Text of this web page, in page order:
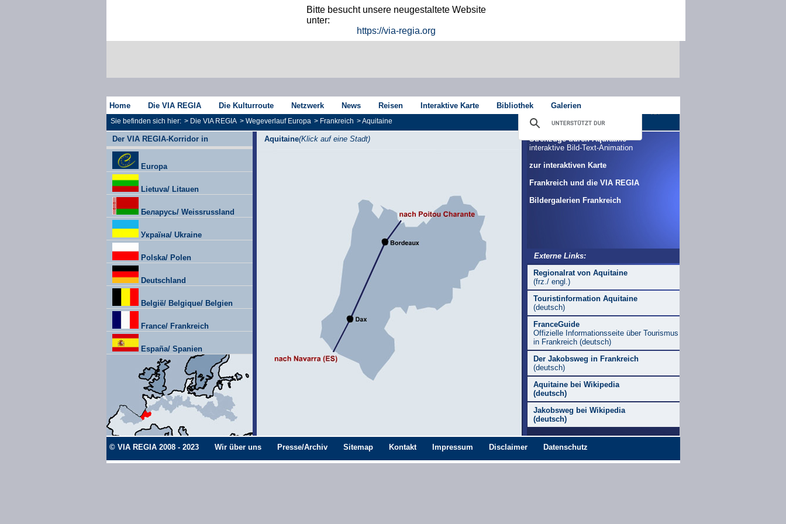
Bitte besucht unsere neugestaltete Website
unter:
https://via-regia.org
Home Die VIA REGIA Die Kulturroute Netzwerk News Reisen Interaktive Karte Bibliothek Galerien
Sie befinden sich hier: > Die VIA REGIA >Wegeverlauf Europa > Frankreich >Aquitaine
Aquitaine(Klick auf eine Stadt)
Der VIA REGIA-Korridor in
Europa
Lietuva/ Litauen
Беларусь/ Weissrussland
Україна/ Ukraine
Polska/ Polen
Deutschland
België/ Belgique/ Belgien
France/ Frankreich
España/ Spanien
Streifzüge durch Aquitaine
interaktive Bild-Text-Animation
zur interaktiven Karte
Frankreich und die VIA REGIA
Bildergalerien Frankreich
Externe Links:
Regionalrat von Aquitaine
(frz./ engl.)
Touristinformation Aquitaine
(deutsch)
FranceGuide
Offizielle Informationsseite über Tourismus
in Frankreich (deutsch)
Der Jakobsweg in Frankreich
(deutsch)
Aquitaine bei Wikipedia
(deutsch)
Jakobsweg bei Wikipedia
(deutsch)
© VIA REGIA 2008 - 2023 Wir über uns Presse/Archiv Sitemap Kontakt Impressum Disclaimer Datenschutz